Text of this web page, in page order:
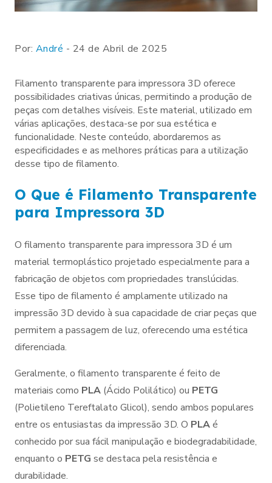
Por: André - 24 de Abril de 2025
Filamento transparente para impressora 3D oferece
possibilidades criativas únicas, permitindo a produção de
peças com detalhes visíveis. Este material, utilizado em
várias aplicações, destaca-se por sua estética e
funcionalidade. Neste conteúdo, abordaremos as
especificidades e as melhores práticas para a utilização
desse tipo de filamento.
O Que é Filamento Transparente
para Impressora 3D
O filamento transparente para impressora 3D é um
material termoplástico projetado especialmente para a
fabricação de objetos com propriedades translúcidas.
Esse tipo de filamento é amplamente utilizado na
impressão 3D devido à sua capacidade de criar peças que
permitem a passagem de luz, oferecendo uma estética
diferenciada.
Geralmente, o filamento transparente é feito de
materiais como PLA (Ácido Polilático) ou PETG
(Polietileno Tereftalato Glicol), sendo ambos populares
entre os entusiastas da impressão 3D. O PLAé
conhecido por sua fácil manipulação e biodegradabilidade,
enquanto o PETG se destaca pela resistência e
durabilidade.